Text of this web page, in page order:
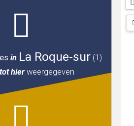
in La Roque-sur (1)
tot hierweergegeven